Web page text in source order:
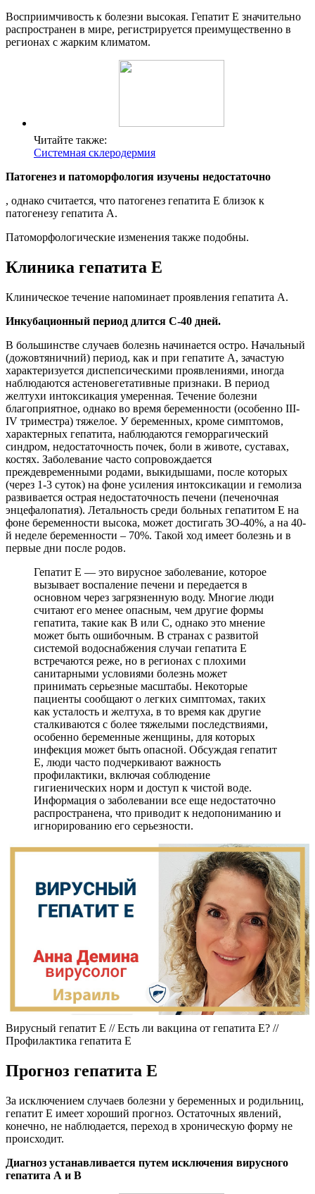
Восприимчивость к болезни высокая. Гепатит Е значительно
распространен в мире, регистрируется преимущественно в
регионах с жарким климатом.
Читайте также:
Системная склеродермия
Патогенез и патоморфология изучены недостаточно
, однако считается, что патогенез гепатита Е близок к
патогенезу гепатита А.
Патоморфологические изменения также подобны.
Клиника гепатита Е
Клиническое течение напоминает проявления гепатита А.
Инкубационный период длится С-40 дней.
В большинстве случаев болезнь начинается остро. Начальный
(дожовтяничний) период, как и при гепатите А, зачастую
характеризуется диспепсическими проявлениями, иногда
наблюдаются астеновегетативные признаки. В период
желтухи интоксикация умеренная. Течение болезни
благоприятное, однако во время беременности (особенно III-
IV триместра) тяжелое. У беременных, кроме симптомов,
характерных гепатита, наблюдаются геморрагический
синдром, недостаточность почек, боли в животе, суставах,
костях. Заболевание часто сопровождается
преждевременными родами, выкидышами, после которых
(через 1-3 суток) на фоне усиления интоксикации и гемолиза
развивается острая недостаточность печени (печеночная
энцефалопатия). Летальность среди больных гепатитом Е на
фоне беременности высока, может достигать ЗО-40%, а на 40-
й неделе беременности – 70%. Такой ход имеет болезнь и в
первые дни после родов.
Гепатит Е — это вирусное заболевание, которое
вызывает воспаление печени и передается в
основном через загрязненную воду. Многие люди
считают его менее опасным, чем другие формы
гепатита, такие как В или С, однако это мнение
может быть ошибочным. В странах с развитой
системой водоснабжения случаи гепатита Е
встречаются реже, но в регионах с плохими
санитарными условиями болезнь может
принимать серьезные масштабы. Некоторые
пациенты сообщают о легких симптомах, таких
как усталость и желтуха, в то время как другие
сталкиваются с более тяжелыми последствиями,
особенно беременные женщины, для которых
инфекция может быть опасной. Обсуждая гепатит
Е, люди часто подчеркивают важность
профилактики, включая соблюдение
гигиенических норм и доступ к чистой воде.
Информация о заболевании все еще недостаточно
распространена, что приводит к недопониманию и
игнорированию его серьезности.
Вирусный гепатит Е // Есть ли вакцина от гепатита Е? //
Профилактика гепатита Е
Прогноз гепатита Е
За исключением случаев болезни у беременных и родильниц,
гепатит Е имеет хороший прогноз. Остаточных явлений,
конечно, не наблюдается, переход в хроническую форму не
происходит.
Диагноз устанавливается путем исключения вирусного
гепатита А и В